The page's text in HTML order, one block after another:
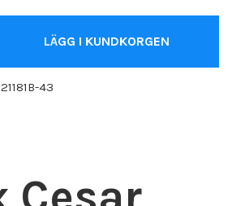
LÄGG I KUNDKORGEN
43